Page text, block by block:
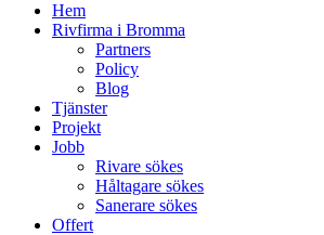
Hem
Rivfirma i Bromma
Partners
Policy
Blog
Tjänster
Projekt
Jobb
Rivare sökes
Håltagare sökes
Sanerare sökes
Offert